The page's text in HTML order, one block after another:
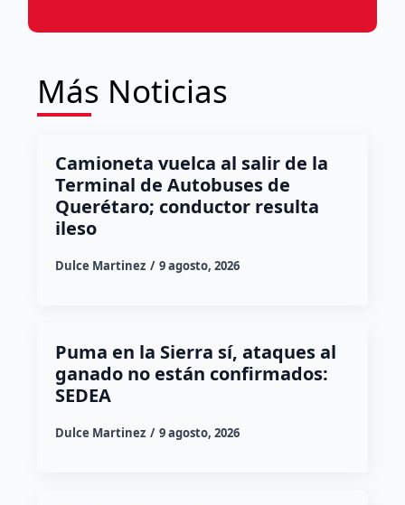
Más Noticias
Camioneta vuelca al salir de la
Terminal de Autobuses de
Querétaro; conductor resulta
ileso
Dulce Martinez 9 agosto, 2026
Puma en la Sierra sí, ataques al
ganado no están confirmados:
SEDEA
Dulce Martinez 9 agosto, 2026